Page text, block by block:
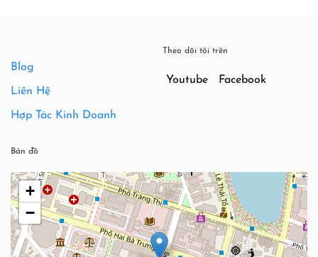
Blog
Liên Hệ
Hợp Tác Kinh Doanh
Theo dõi tôi trên
Youtube Facebook
Bản đồ
+
−